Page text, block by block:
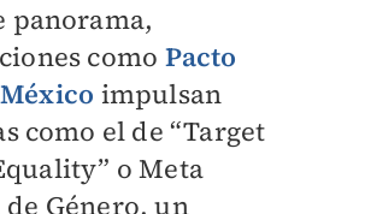
panorama,
como Pacto
impulsan
como el de “Target
o Meta
Género, un